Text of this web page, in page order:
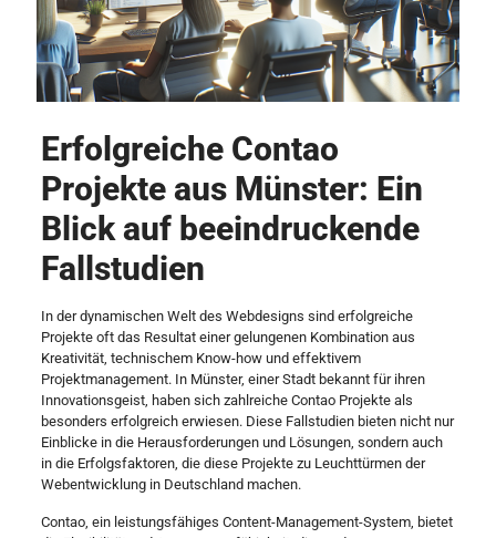
Erfolgreiche Contao
Projekte aus Münster: Ein
Blick auf beeindruckende
Fallstudien
In der dynamischen Welt des Webdesigns sind erfolgreiche
Projekte oft das Resultat einer gelungenen Kombination aus
Kreativität, technischem Know-how und effektivem
Projektmanagement. In Münster, einer Stadt bekannt für ihren
Innovationsgeist, haben sich zahlreiche Contao Projekte als
besonders erfolgreich erwiesen. Diese Fallstudien bieten nicht nur
Einblicke in die Herausforderungen und Lösungen, sondern auch
in die Erfolgsfaktoren, die diese Projekte zu Leuchttürmen der
Webentwicklung in Deutschland machen.
Contao, ein leistungsfähiges Content-Management-System, bietet